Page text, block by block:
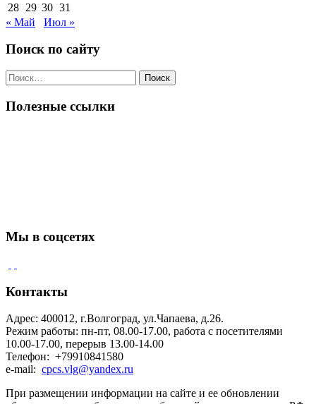
28 29 30 31
« Май
Июл »
Поиск по сайту
Поиск
по:
Полезные ссылки
Мы в соцсетях
Контакты
Адрес: 400012, г.Волгоград, ул.Чапаева, д.26.
Режим работы: пн-пт, 08.00-17.00, работа с посетителями
10.00-17.00, перерыв 13.00-14.00
Телефон: +79910841580
e-mail: cpcs.vlg@yandex.ru
При размещении информации на сайте и ее обновлении